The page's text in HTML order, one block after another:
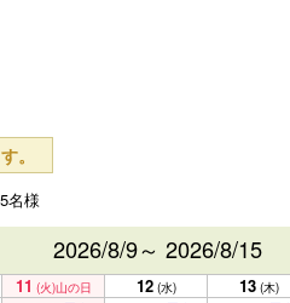
。
名様
2026/8/9～ 2026/8/15
11 (火)山の日 12 (水) 13 (木)